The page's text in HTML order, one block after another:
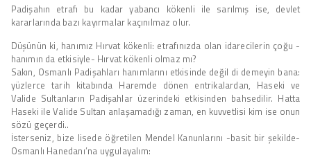
Padişahın etrafı bu kadar yabancı kökenli ile sarılmış ise, devlet
kararlarında bazı kayırmalar kaçınılmaz olur.
Düşünün ki, hanımız Hırvat kökenli: etrafınızda olan idarecilerin çoğu -
hanımın da etkisiyle- Hırvat kökenli olmaz mı?
Sakın, Osmanlı Padişahları hanımlarını etkisinde değil di demeyin bana:
yüzlerce tarih kitabında Haremde dönen entrikalardan, Haseki ve
Valide Sultanların Padişahlar üzerindeki etkisinden bahsedilir. Hatta
Haseki ile Valide Sultan anlaşamadığı zaman, en kuvvetlisi kim ise onun
sözü geçerdi..
İsterseniz, bize lisede öğretilen Mendel Kanunlarını -basit bir şekilde-
Osmanlı Hanedanı’na uygulayalım: